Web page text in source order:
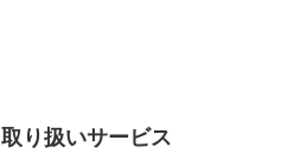
取り扱いサービス